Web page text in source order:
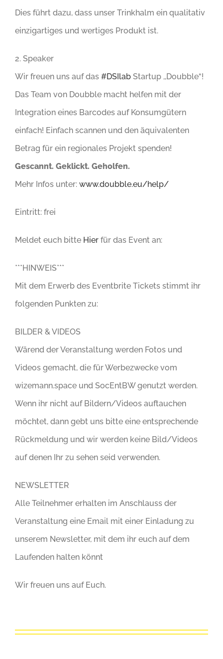
Dies führt dazu, dass unser Trinkhalm ein qualitativ
einzigartiges und wertiges Produkt ist.
2. Speaker
Wir freuen uns auf das #DSIlab Startup ,,Doubble“!
Das Team von Doubble macht helfen mit der
Integration eines Barcodes auf Konsumgütern
einfach! Einfach scannen und den äquivalenten
Betrag für ein regionales Projekt spenden!
Gescannt. Geklickt. Geholfen.
Mehr Infos unter: www.doubble.eu/help/
Eintritt: frei
Meldet euch bitte Hier für das Event an:
***HINWEIS***
Mit dem Erwerb des Eventbrite Tickets stimmt ihr
folgenden Punkten zu:
BILDER & VIDEOS
Wärend der Veranstaltung werden Fotos und
Videos gemacht, die für Werbezwecke vom
wizemann.space und SocEntBW genutzt werden.
Wenn ihr nicht auf Bildern/Videos auftauchen
möchtet, dann gebt uns bitte eine entsprechende
Rückmeldung und wir werden keine Bild/Videos
auf denen Ihr zu sehen seid verwenden.
NEWSLETTER
Alle Teilnehmer erhalten im Anschlauss der
Veranstaltung eine Email mit einer Einladung zu
unserem Newsletter, mit dem ihr euch auf dem
Laufenden halten könnt
Wir freuen uns auf Euch.